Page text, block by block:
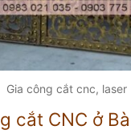
Gia công cắt cnc, laser
cắt CNC ở